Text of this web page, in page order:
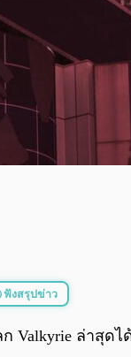
ฟังสรุปข่าว
Valkyrie ล่าสุด